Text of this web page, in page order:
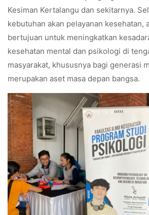
Kesiman Kertalangu dan sekitarnya.
kebutuhan akan pelayanan kesehatan,
bertujuan untuk meningkatkan
kesehatan mental dan psikologi di
masyarakat, khususnya bagi generasi
merupakan aset masa depan bangsa.